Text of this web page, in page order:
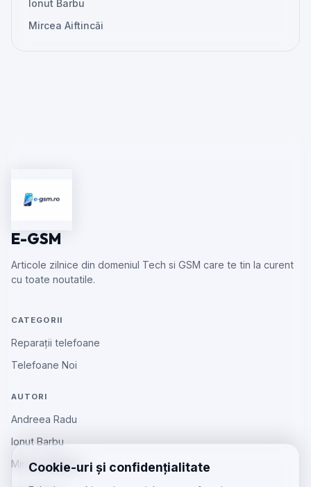
Cookie-uri și confidențialitate
Ionut Barbu
Mircea Aiftincăi
E-GSM
Articole zilnice din domeniul Tech si GSM care te tin la curent
cu toate noutatile.
CATEGORII
Reparații telefoane
Telefoane Noi
AUTORI
Andreea Radu
Ionut Barbu
Mircea Aiftincăi